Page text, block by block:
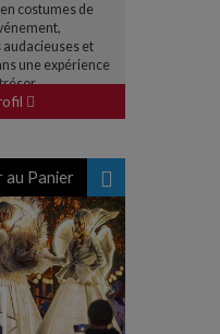
costumes de
et
une expérience
au Panier